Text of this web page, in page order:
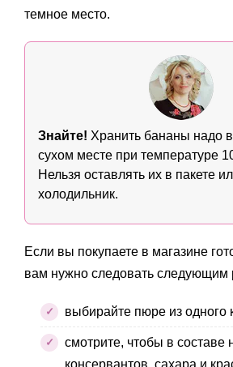
темное место.
Знайте! Хранить бананы надо
сухом месте при температуре
Нельзя оставлять их в пакете
холодильник.
Если вы покупаете в магазине
вам нужно следовать следующим
выбирайте пюре из одного
смотрите, чтобы в составе
консервантов, сахара и